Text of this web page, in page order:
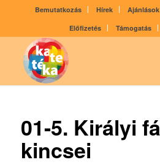
Bemutatkozás Hírek Ajánlások
Előfizetés
Támogatás
01-5. Királyi
kincsei